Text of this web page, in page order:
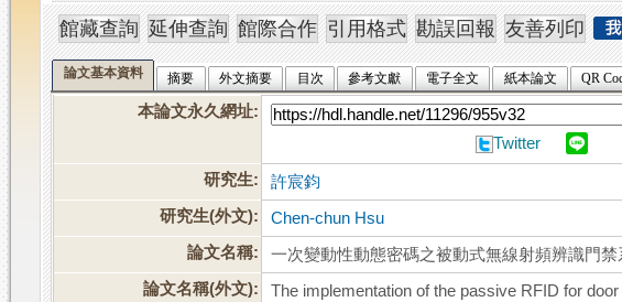
論文基本資料 摘要 外文摘要 目次 參考文獻 電子全文 紙本論文 QR
本論文永久網址:
Twitter
研究生:
許宸鈞
研究生(外文):
Chen-chun Hsu
論文名稱:
一次變動性動態密碼之被動式無線射頻辨識門禁
論文名稱(外文):
The implementation of the passive RFID for